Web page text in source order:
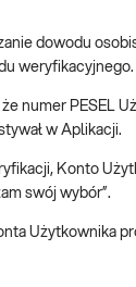
dowodu
weryfikacyjnego.
numer PESEL
w Aplikacji.
Konto
swój wybór”.
Użytkownika